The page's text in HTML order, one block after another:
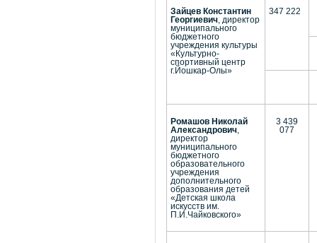
Зайцев Константин
Георгиевич , директор
муниципального
бюджетного
учреждения культуры
«Культурно-
спортивный центр
г.Йошкар-Олы»
347 222
Ромашов Николай
Александрович
директор
муниципального
бюджетного
образовательного
учреждения
дополнительного
образования детей
«Детская школа
искусств им.
П.И.Чайковского»
3 439
077